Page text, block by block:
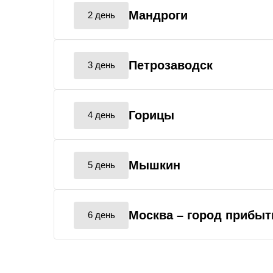
2 день Мандроги
3 день Петрозаводск
4 день Горицы
5 день Мышкин
6 день Москва – город